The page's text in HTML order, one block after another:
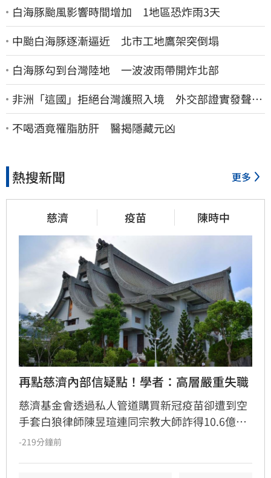
白海豚颱風影響時間增加 1地區恐炸雨3天
中颱白海豚逐漸逼近 北市工地鷹架突倒塌
白海豚勾到台灣陸地 一波波雨帶開炸北部
非洲「這國」拒絕台灣護照入境 外交部證實發聲
了：持續交涉聯繫
不喝酒竟罹脂肪肝 醫揭隱藏元凶
熱搜新聞 更多
慈濟 疫苗 陳時中
再點慈濟內部信疑點！學者：高層嚴重失職
慈濟基金會透過私人管道購買新冠疫苗卻遭到空
手套白狼律師陳昱瑄連同宗教大師詐得10.6億
元，案情曝光後引發社會熱議，紛紛質疑慈濟被
-219分鐘前